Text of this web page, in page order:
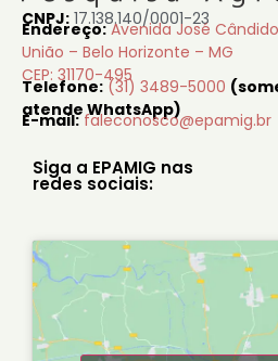
CNPJ: 17.138.140/0001-23
Endereço: Avenida José
União – Belo Horizonte – MG
CEP: 31170-495
Telefone: (31) 3489-5000
atende WhatsApp)
E-mail: faleconosco@epamig.br
Siga a EPAMIG nas
redes sociais: